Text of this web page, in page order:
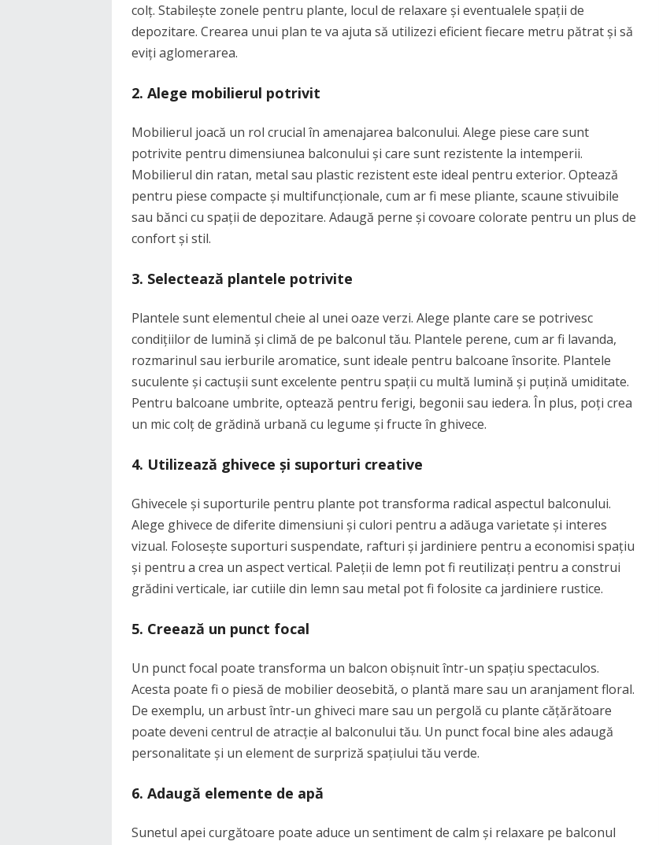
colț. Stabilește zonele pentru plante, locul de relaxare și eventualele spații de
depozitare. Crearea unui plan te va ajuta să utilizezi eficient fiecare metru pătrat și să
eviți aglomerarea.
2. Alege mobilierul potrivit
Mobilierul joacă un rol crucial în amenajarea balconului. Alege piese care sunt
potrivite pentru dimensiunea balconului și care sunt rezistente la intemperii.
Mobilierul din ratan, metal sau plastic rezistent este ideal pentru exterior. Optează
pentru piese compacte și multifuncționale, cum ar fi mese pliante, scaune stivuibile
sau bănci cu spații de depozitare. Adaugă perne și covoare colorate pentru un plus de
confort și stil.
3. Selectează plantele potrivite
Plantele sunt elementul cheie al unei oaze verzi. Alege plante care se potrivesc
condițiilor de lumină și climă de pe balconul tău. Plantele perene, cum ar fi lavanda,
rozmarinul sau ierburile aromatice, sunt ideale pentru balcoane însorite. Plantele
suculente și cactușii sunt excelente pentru spații cu multă lumină și puțină umiditate.
Pentru balcoane umbrite, optează pentru ferigi, begonii sau iedera. În plus, poți crea
un mic colț de grădină urbană cu legume și fructe în ghivece.
4. Utilizează ghivece și suporturi creative
Ghivecele și suporturile pentru plante pot transforma radical aspectul balconului.
Alege ghivece de diferite dimensiuni și culori pentru a adăuga varietate și interes
vizual. Folosește suporturi suspendate, rafturi și jardiniere pentru a economisi spațiu
și pentru a crea un aspect vertical. Paleții de lemn pot fi reutilizați pentru a construi
grădini verticale, iar cutiile din lemn sau metal pot fi folosite ca jardiniere rustice.
5. Creează un punct focal
Un punct focal poate transforma un balcon obișnuit într-un spațiu spectaculos.
Acesta poate fi o piesă de mobilier deosebită, o plantă mare sau un aranjament floral.
De exemplu, un arbust într-un ghiveci mare sau un pergolă cu plante cățărătoare
poate deveni centrul de atracție al balconului tău. Un punct focal bine ales adaugă
personalitate și un element de surpriză spațiului tău verde.
6. Adaugă elemente de apă
Sunetul apei curgătoare poate aduce un sentiment de calm și relaxare pe balconul